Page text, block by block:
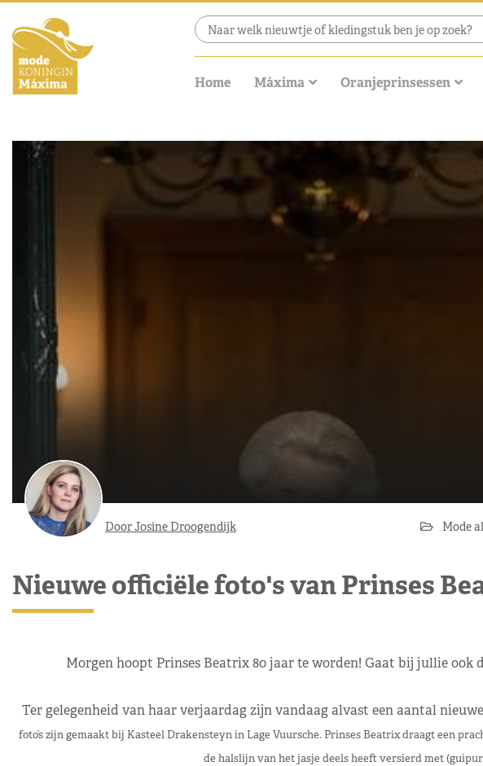
Home Máxima Oranjeprinsessen
Door Josine Droogendijk Mode
Nieuwe officiële foto's van Prinses
Morgen hoopt Prinses Beatrix 80 jaar te worden! Gaat bij jullie ook
Ter gelegenheid van haar verjaardag zijn vandaag alvast een aantal
foto’s zijn gemaakt bij Kasteel Drakensteyn in Lage Vuursche. Prinses Beatrixdraagt een
de halslijn van het jasje deels heeft versierd met